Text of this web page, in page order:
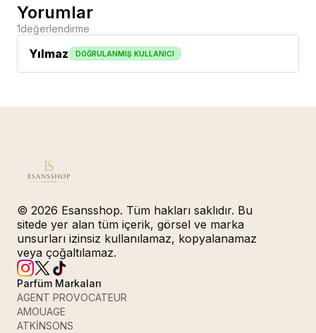
Yorumlar
1değerlendirme
Yılmaz DOĞRULANMIŞ KULLANICI
© 2026 Esansshop. Tüm hakları saklıdır. Bu
sitede yer alan tüm içerik, görsel ve marka
unsurları izinsiz kullanılamaz, kopyalanamaz
veya çoğaltılamaz.
Parfüm Markaları
AGENT PROVOCATEUR
AMOUAGE
ATKİNSONS